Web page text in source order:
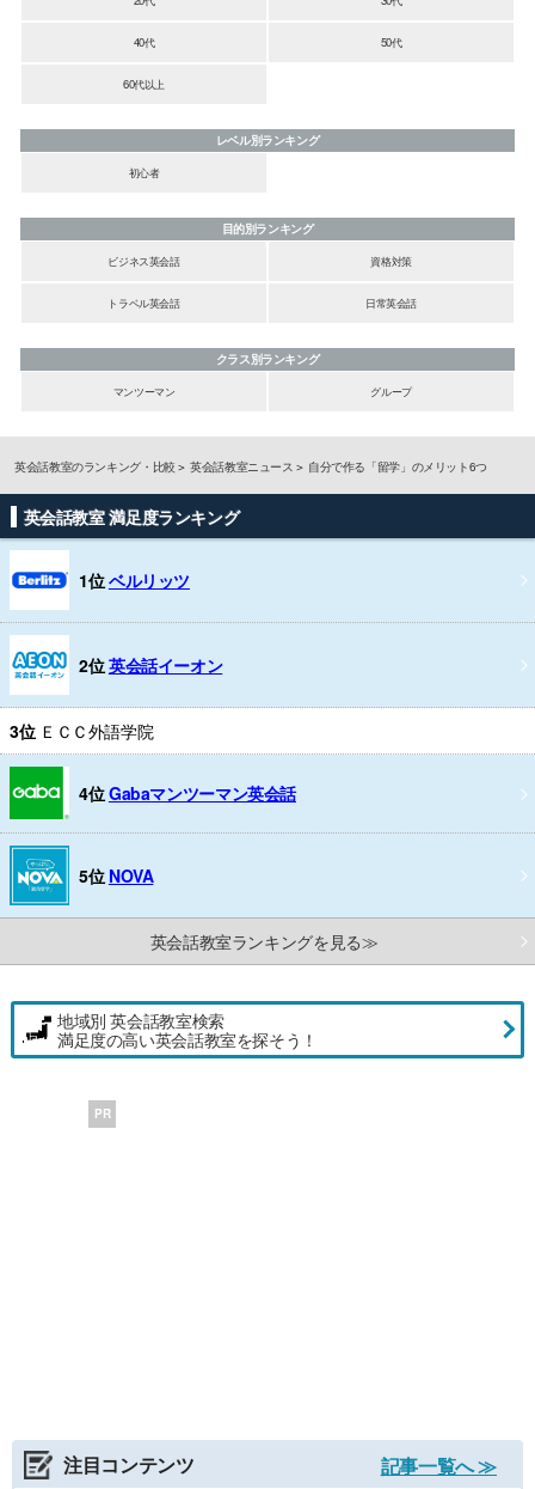
40代 50代
60代以上
レベル別ランキング
初心者
目的別ランキング
ビジネス英会話
資格対策
トラベル英会話 日常英会話
クラス別ランキング
マンツーマン
グループ
英会話教室のランキング・比較 英会話教室ニュース 自分で作る「留学」のメリット6つ
英会話教室 満足度ランキング
1位ベルリッツ
2位英会話イーオン
3位 ＥＣＣ外語学院
4位Gabaマンツーマン英会話
5位 NOVA
英会話教室ランキングを見る≫
地域別 英会話教室検索
満足度の高い英会話教室を探そう！
PR
注目コンテンツ
記事一覧へ ≫